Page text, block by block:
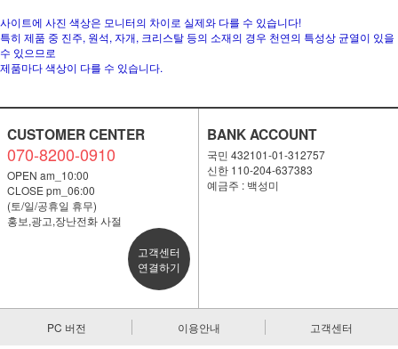
사이트에 사진 색상은 모니터의 차이로 실제와 다를 수 있습니다!
특히 제품 중 진주, 원석, 자개, 크리스탈 등의 소재의 경우 천연의 특성상 균열이 있을
수 있으므로
제품마다 색상이 다를 수 있습니다.
CUSTOMER CENTER
070-8200-0910
OPEN am_10:00
CLOSE pm_06:00
(토/일/공휴일 휴무)
홍보,광고,장난전화 사절
고객센터
연결하기
BANK ACCOUNT
국민 432101-01-312757
신한 110-204-637383
예금주 : 백성미
PC 버전 이용안내 고객센터